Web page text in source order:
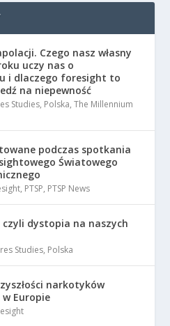
Czego nasz własny
uczy nas o
i dlaczego foresight to
na niepewność
Studies, Polska,The Millennium
podczas spotkania
Światowego
, PTSP, PTSP News
czyli dystopia na naszych
Studies, Polska
narkotyków
Europie